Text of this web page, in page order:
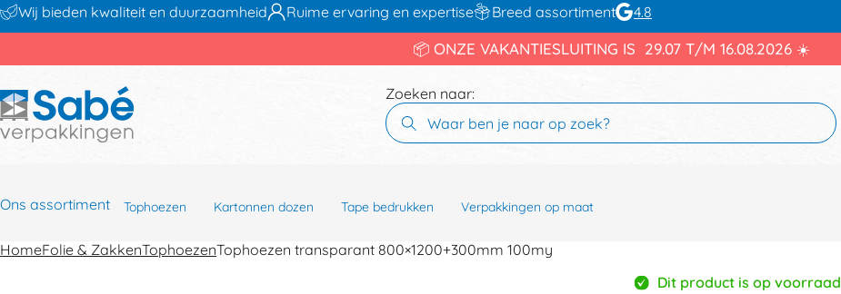
Wij bieden kwaliteit en duurzaamheid Ruime ervaring en expertise Breed assortiment 4.8
📦 ONZE VAKANTIESLUITING IS 29.07 T/M 16.08.2026 ☀️
Zoeken naar:
Ons assortiment Tophoezen Kartonnen dozen Tape bedrukken Verpakkingen op maat
HomeFolie & ZakkenTophoezenTophoezen transparant 800×1200+300mm 100my
Dit product is op voorraad